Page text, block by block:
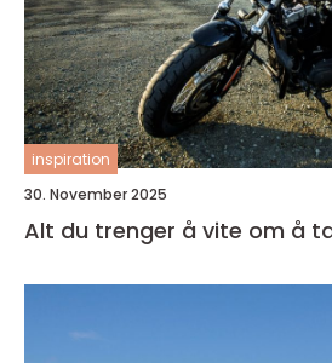
inspiration
30. November 2025
Alt du trenger å vite om å